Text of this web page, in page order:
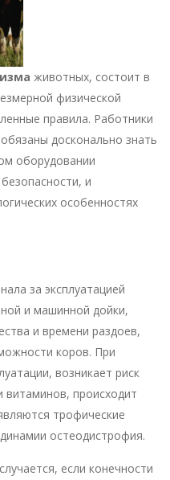
животных, состоит в
физической
правила. Работники
досконально знать
оборудовании
и
особенностях
за эксплуатацией
и машинной дойки,
и времени раздоев,
коров. При
возникает риск
витаминов, происходит
трофические
остеодистрофия.
если конечности